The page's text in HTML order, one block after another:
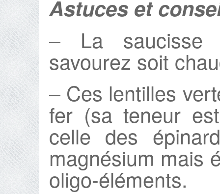
Astuces et
– La saucisse
savourez soit
– Ces lentilles
fer (sa teneur
celle des
magnésium mais
oligo-éléments.